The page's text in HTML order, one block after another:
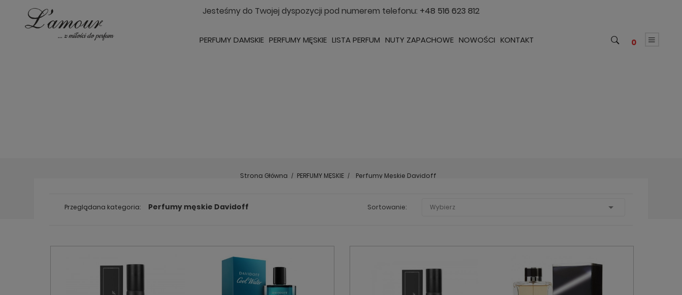
Jesteśmy do Twojej dyspozycji pod numerem telefonu: +48 516 623 812
PERFUMY DAMSKIE PERFUMY MĘSKIE LISTA PERFUM NUTY ZAPACHOWE NOWOŚCI KONTAKT 0
Strona Główna PERFUMY MĘSKIE Perfumy Męskie Davidoff
Przeglądana kategoria: Perfumy męskie Davidoff Sortowanie: Wybierz 